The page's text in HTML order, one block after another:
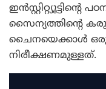
ഇൻസ്റ്റിറ്റ്യൂട്ടിന്റെ
സൈന്യത്തിന്റെ
ചൈനയെക്കാൾ ഒരു
നിരീക്ഷണമുള്ളത്.